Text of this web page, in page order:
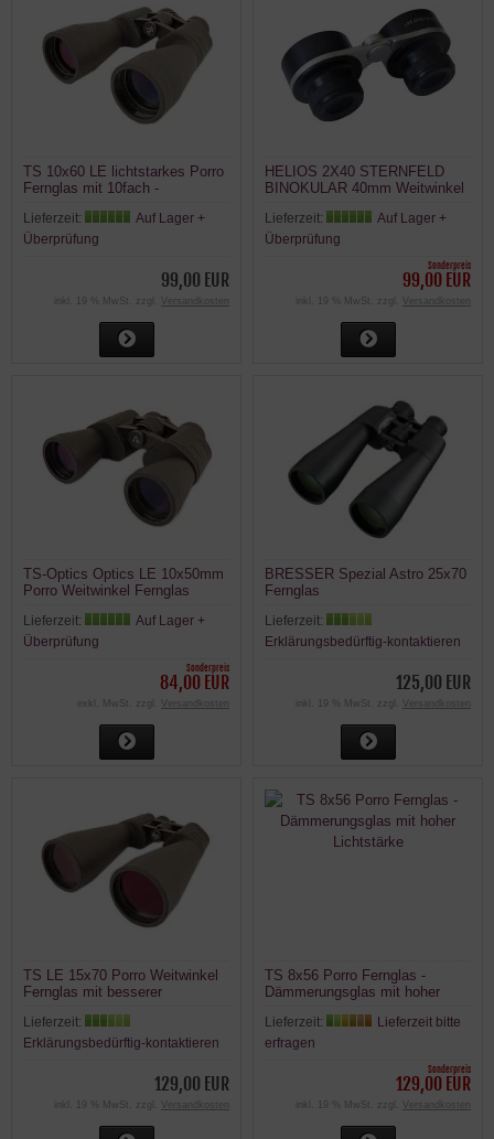
TS 10x60 LE lichtstarkes Porro
Fernglas mit 10fach -
Lieferzeit:
Auf Lager +
Überprüfung
99,00 EUR
inkl. 19 % MwSt. zzgl. Versandkosten
HELIOS 2X40 STERNFELD
BINOKULAR 40mm Weitwinkel
Lieferzeit:
Auf Lager +
Überprüfung
Sonderpreis
99,00 EUR
inkl. 19 % MwSt. zzgl. Versandkosten
TS-Optics Optics LE 10x50mm
Porro Weitwinkel Fernglas
Lieferzeit:
Auf Lager +
Überprüfung
Sonderpreis
84,00 EUR
exkl. MwSt. zzgl. Versandkosten
BRESSER Spezial Astro 25x70
Fernglas
Lieferzeit:
Erklärungsbedürftig-kontaktieren
125,00 EUR
inkl. 19 % MwSt. zzgl. Versandkosten
TS LE 15x70 Porro Weitwinkel
Fernglas mit besserer
Lieferzeit:
Erklärungsbedürftig-kontaktieren
129,00 EUR
inkl. 19 % MwSt. zzgl. Versandkosten
TS 8x56 Porro Fernglas -
Dämmerungsglas mit hoher
Lieferzeit:
Lieferzeit bitte
erfragen
Sonderpreis
129,00 EUR
inkl. 19 % MwSt. zzgl. Versandkosten